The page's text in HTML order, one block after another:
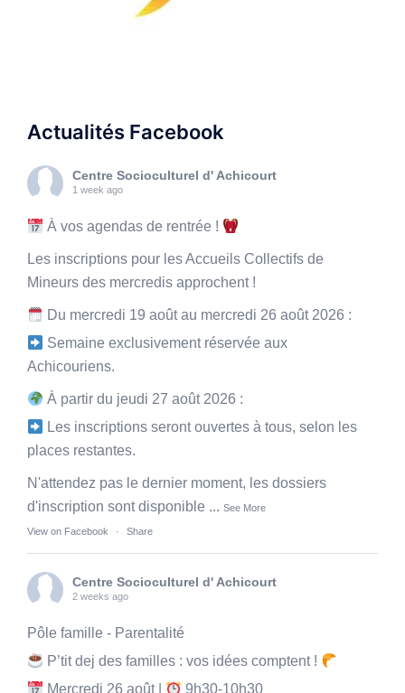
Actualités Facebook
Centre Socioculturel d' Achicourt
1 week ago
À vos agendas de rentrée !
Les inscriptions pour les Accueils Collectifs de
Mineurs des mercredis approchent !
Du mercredi 19 août au mercredi 26 août 2026 :
Semaine exclusivement réservée aux
Achicouriens.
À partir du jeudi 27 août 2026 :
Les inscriptions seront ouvertes à tous, selon les
places restantes.
N'attendez pas le dernier moment, les dossiers
d'inscription sont disponible ... See More
View on Facebook · Share
Centre Socioculturel d' Achicourt
2 weeks ago
Pôle famille - Parentalité
P’tit dej des familles : vos idées comptent !
Mercredi 26 août |
9h30-10h30